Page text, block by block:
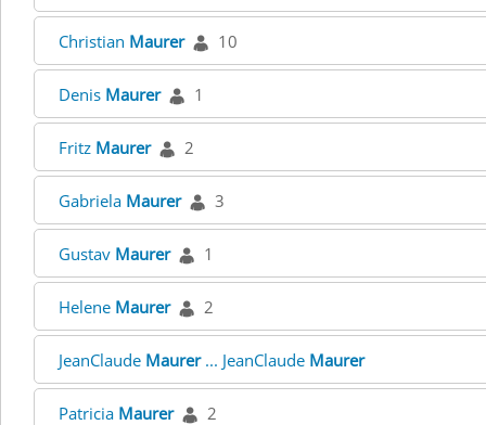
Christian Maurer 10
Denis Maurer 1
Fritz Maurer 2
Gabriela Maurer 3
Gustav Maurer 1
Helene Maurer 2
JeanClaude Maurer... JeanClaude Maurer
Patricia Maurer 2